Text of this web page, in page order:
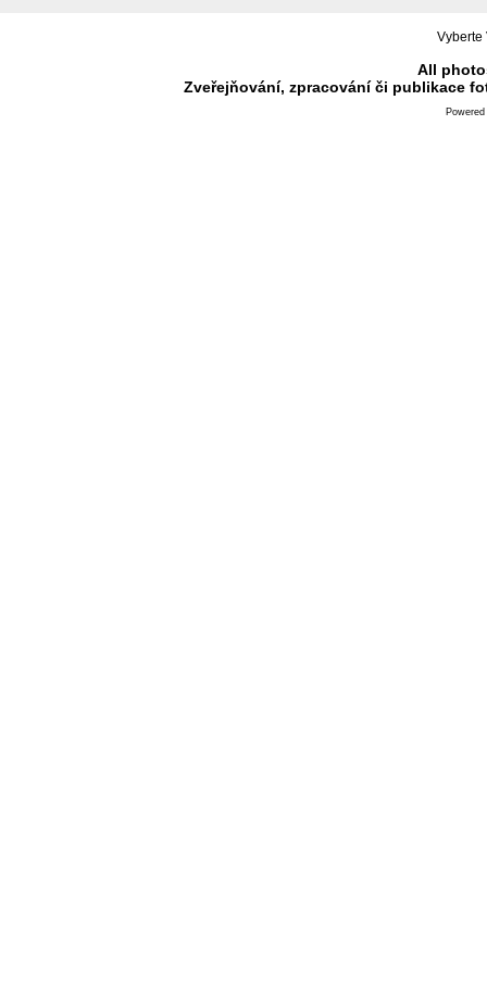
Vyberte
All
Zveřejňování, zpracování či publikace